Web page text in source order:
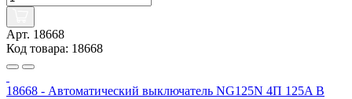
Арт. 18668
Код товара: 18668
18668 - Автоматический выключатель NG125N 4П 125A B